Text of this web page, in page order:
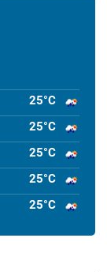
25°C
25°C
25°C
25°C
25°C